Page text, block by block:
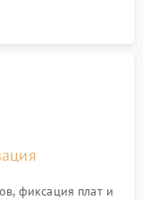
фиксация плат и